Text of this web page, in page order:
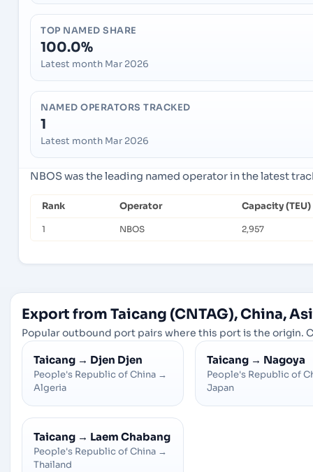
TOP NAMED SHARE
100.0%
Latest month Mar 2026
NAMED OPERATORS TRACKED
1
Latest month Mar 2026
NBOS was the leading named operator in the latest
Rank Operator Capacity (TEU)
1 NBOS 2,957
Export from Taicang (CNTAG), China,
Popular outbound port pairs where this port is the origin.
Taicang → Djen Djen
People's Republic of China →
Algeria
Taicang → Nagoya
People's Republic of
Japan
Taicang → Laem Chabang
People's Republic of China →
Thailand